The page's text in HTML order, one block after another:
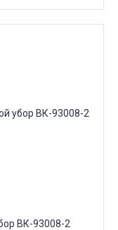
ВК-93008-2